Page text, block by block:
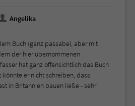
Angelika
Buch (ganz passabel, aber mit
der hier übernommenen
hat ganz offensichtlich das Buch
er nicht schreiben, dass
in Britannien bauen ließe - sehr